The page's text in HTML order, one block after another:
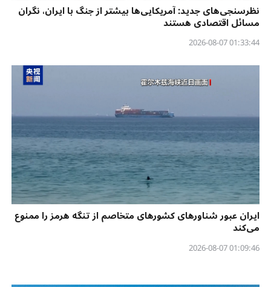
نظرسنجی‌‌های جدید: آمریکایی‌ها بیشتر از جنگ با ایران، نگران
مسائل اقتصادی هستند
01:33:44 2026-08-07
ایران عبور شناورهای کشورهای متخاصم از تنگه هرمز را ممنوع
می‌کند
01:09:46 2026-08-07